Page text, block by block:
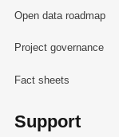
Open data roadmap
Project governance
Fact sheets
Support